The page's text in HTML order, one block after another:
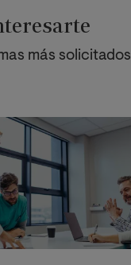
más solicitados